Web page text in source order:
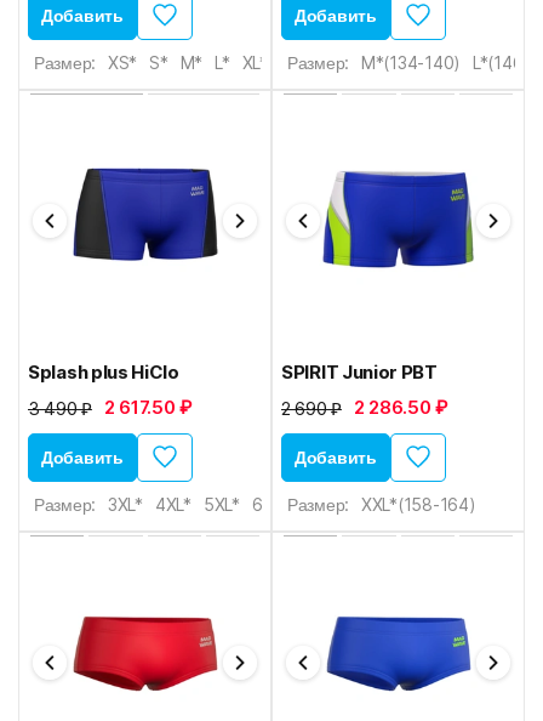
Добавить
Размер: XS* S* M* L* XL*
Добавить
Размер: M*(134-140) L*(146-
Splash plus HiClo
3 490 ₽ 2 617.50 ₽
Добавить
Размер: 3XL* 4XL* 5XL* 6XL*
SPIRIT Junior PBT
2 690 ₽ 2 286.50 ₽
Добавить
Размер: XXL*(158-164)